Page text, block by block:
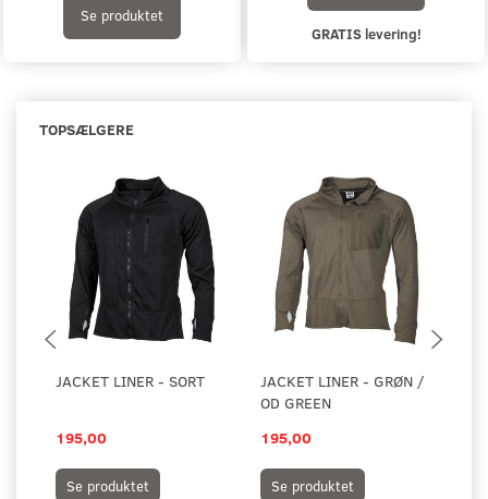
Se produktet
GRATIS levering!
TOPSÆLGERE
JACKET LINER - SORT
195,00
Se produktet
JACKET LINER - GRØN /
OD GREEN
195,00
Se produktet